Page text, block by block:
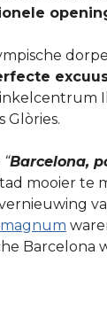
Glòries.
“Barcelona,
mooier te
Barcelona